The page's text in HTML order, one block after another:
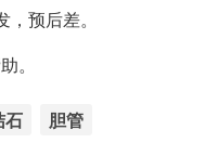
预后差。
。
石 胆管